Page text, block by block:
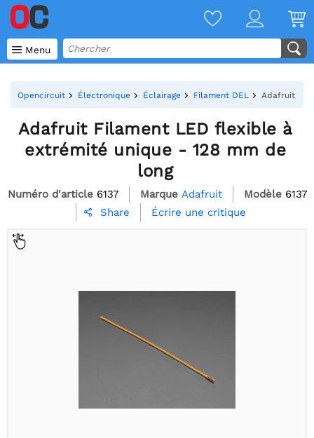
 Menu
Opencircuit Électronique Éclairage Filament DEL Adafruit
Adafruit Filament LED flexible à
extrémité unique - 128 mm de
long
Numéro d'article 6137 Marque Adafruit Modèle 6137
 Share Écrire une critique